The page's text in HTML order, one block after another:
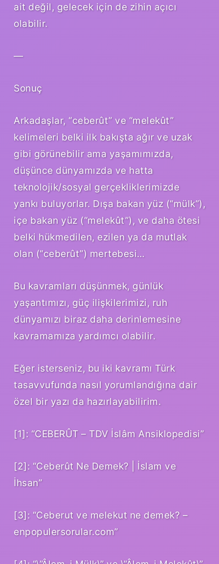
ait değil, gelecek için de zihin açıcı
olabilir.
—
Sonuç
Arkadaşlar, “ceberût” ve “melekût”
kelimeleri belki ilk bakışta ağır ve uzak
gibi görünebilir ama yaşamımızda,
düşünce dünyamızda ve hatta
teknolojik/sosyal gerçekliklerimizde
yankı buluyorlar. Dışa bakan yüz (“mülk”),
içe bakan yüz (“melekût”), ve daha ötesi
belki hükmedilen, ezilen ya da mutlak
olan (“ceberût”) mertebesi…
Bu kavramları düşünmek, günlük
yaşantımızı, güç ilişkilerimizi, ruh
dünyamızı biraz daha derinlemesine
kavramamıza yardımcı olabilir.
Eğer isterseniz, bu iki kavramı Türk
tasavvufunda nasıl yorumlandığına dair
özel bir yazı da hazırlayabilirim.
[1]: “CEBERÛT – TDV İslâm Ansiklopedisi”
[2]: “Ceberût Ne Demek? | İslam ve
İhsan”
[3]: “Ceberut ve melekut ne demek? –
enpopulersorular.com”